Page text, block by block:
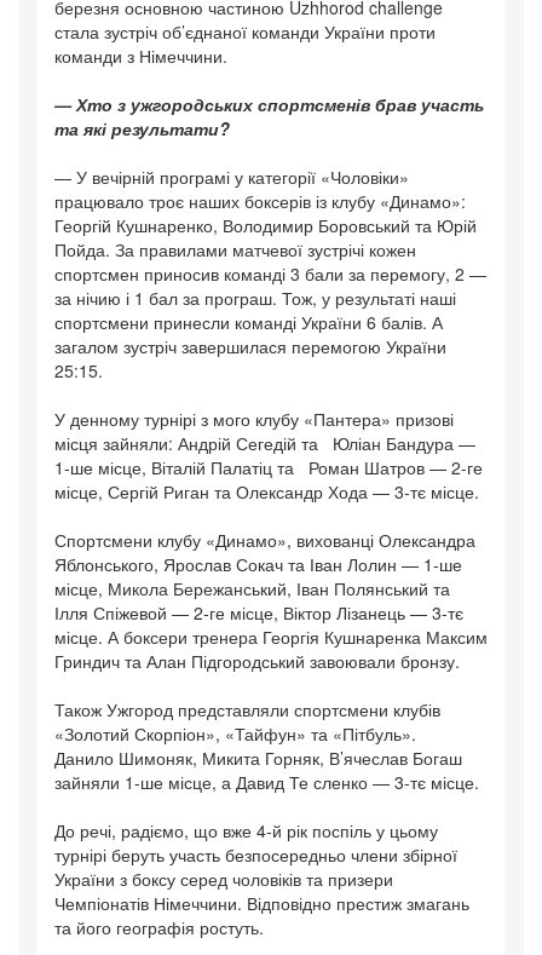
березня основною частиною Uzhhorod challenge
стала зустріч об’єднаної команди України проти
команди з Німеччини.
— Хто з ужгородських спортсменів брав участь
та які результати?
— У вечірній програмі у категорії «Чоловіки»
працювало троє наших боксерів із клубу «Динамо»:
Георгій Кушнаренко, Володимир Боровський та Юрій
Пойда. За правилами матчевої зустрічі кожен
спортсмен приносив команді 3 бали за перемогу, 2 —
за нічию і 1 бал за програш. Тож, у результаті наші
спортсмени принесли команді України 6 балів. А
загалом зустріч завершилася перемогою України
25:15.
У денному турнірі з мого клубу «Пантера» призові
місця зайняли: Андрій Сегедій та Юліан Бандура —
1-ше місце, Віталій Палатіц та Роман Шатров — 2-ге
місце, Сергій Риган та Олександр Хода — 3-тє місце.
Спортсмени клубу «Динамо», вихованці Олександра
Яблонського, Ярослав Сокач та Іван Лолин — 1-ше
місце, Микола Бережанський, Іван Полянський та
Ілля Спіжевой — 2-ге місце, Віктор Лізанець — 3-тє
місце. А боксери тренера Георгія Кушнаренка Максим
Гриндич та Алан Підгородський завоювали бронзу.
Також Ужгород представляли спортсмени клубів
«Золотий Скорпіон», «Тайфун» та «Пітбуль».
Данило Шимоняк, Микита Горняк, В’ячеслав Богаш
зайняли 1-ше місце, а Давид Те сленко — 3-тє місце.
До речі, радіємо, що вже 4-й рік поспіль у цьому
турнірі беруть участь безпосередньо члени збірної
України з боксу серед чоловіків та призери
Чемпіонатів Німеччини. Відповідно престиж змагань
та його географія ростуть.